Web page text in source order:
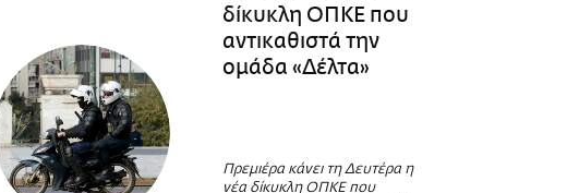
δίκυκλη ΟΠΚΕ που
αντικαθιστά την
ομάδα «Δέλτα»
Πρεμιέρα κάνει τη Δευτέρα η
νέα δίκυκλη ΟΠΚΕ που